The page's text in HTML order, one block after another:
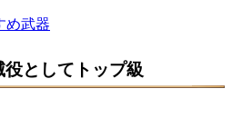
め武器
としてトップ級